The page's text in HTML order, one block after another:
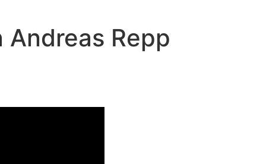
Andreas Repp